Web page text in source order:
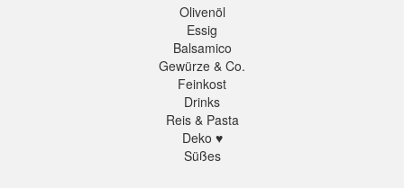
Olivenöl
Essig
Balsamico
Gewürze & Co.
Feinkost
Drinks
Reis & Pasta
Deko ♥
Süßes